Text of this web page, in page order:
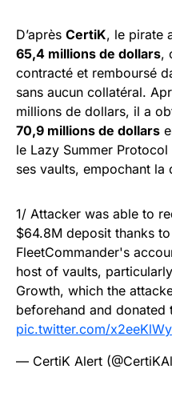
D’après CertiK, le pirate
65,4 millions de dollars,
contracté et remboursé
sans aucun collatéral.
millions de dollars, il a
70,9 millions de dollars
le Lazy Summer
ses vaults, empochant la
1/ Attacker was able to
$64.8M deposit thanks
FleetCommander's
host of vaults,
Growth, which the
beforehand and donated
pic.twitter.com/
— CertiK Alert